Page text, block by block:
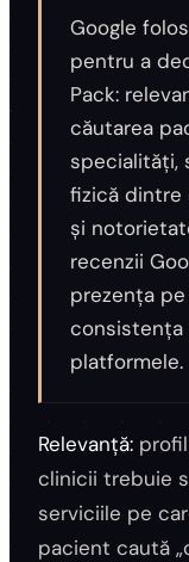
Google
pentru a
Pack:
căutarea
specialități,
fizică dintre
și
recenzii
prezența
consistența
platformele.
Relevanță:
clinicii trebuie
serviciile pe
pacient caută